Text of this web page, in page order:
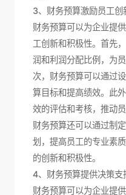
3、财务预算激励员工创
财务预算可以为企业提
工创新和积极性。首先
润和利润分配比例，为
次，财务预算可以通过
算目标和提高绩效。此
效的评估和考核，推动
财务预算还可以通过制
划，提高员工的专业素
的创新和积极性。
4、财务预算提供决策支
财务预算可以为企业提